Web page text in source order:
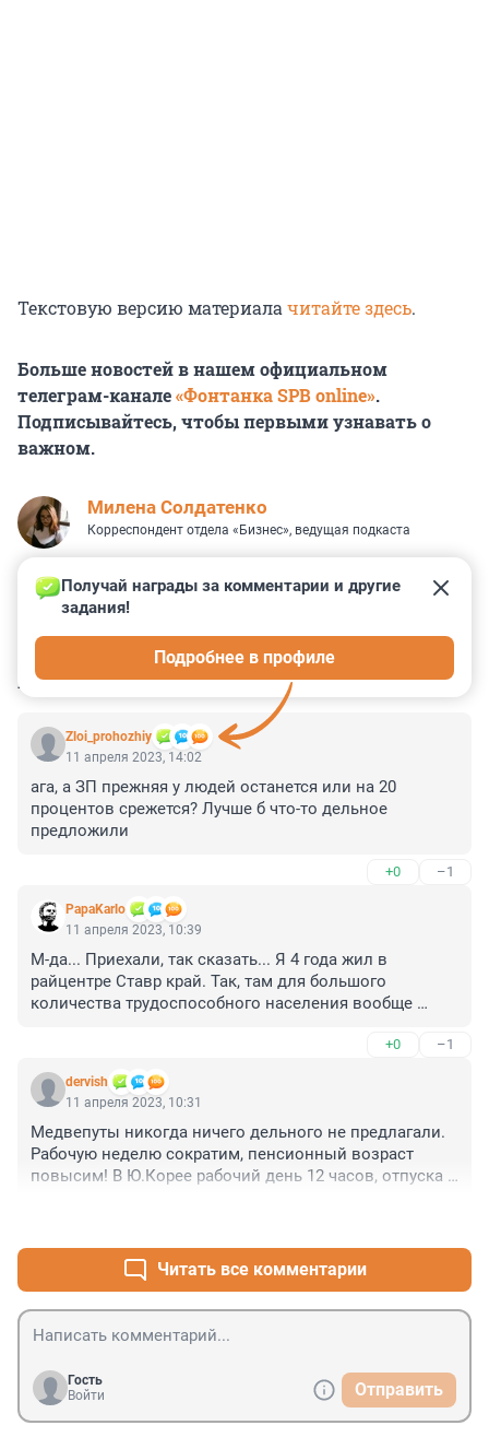
Текстовую версию материала читайте здесь.
Больше новостей в нашем официальном
телеграм-канале«Фонтанка SPB online».
Подписывайтесь, чтобы первыми узнавать о
важном.
Милена Солдатенко
Корреспондент отдела «Бизнес», ведущая подкаста
КОММЕНТАРИИ 39
Zloi_prohozhiy
Получай награды за комментарии и другие
задания!
Подробнее в профиле
11 апреля 2023, 14:02
ага, а ЗП прежняя у людей останется или на 20
процентов срежется? Лучше б что-то дельное
предложили
+0 –1
PapaKarlo
11 апреля 2023, 10:39
М-да... Приехали, так сказать... Я 4 года жил в
райцентре Ставр край. Так, там для большого
количества трудоспособного населения вообще
трудиться вообще-просто негде. Нет работы...Отдых-
всю неделю по 24 часа. Но деньги на выживание
никто не дает... Выживай, как можешь
+0 –1
dervish
11 апреля 2023, 10:31
Медвепуты никогда ничего дельного не предлагали.
Рабочую неделю сократим, пенсионный возраст
повысим! В Ю.Корее рабочий день 12 часов, отпуска и
Читать все комментарии
Гость
Войти
Отправить